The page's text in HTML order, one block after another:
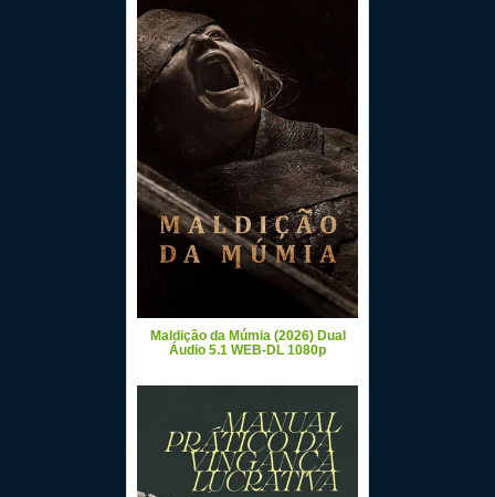
Maldição da Múmia (2026) Dual
Áudio 5.1 WEB-DL 1080p